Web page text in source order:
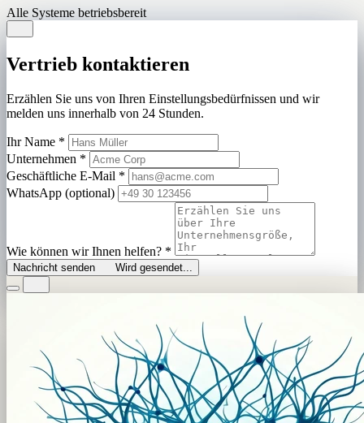
Alle Systeme betriebsbereit
Vertrieb kontaktieren
Erzählen Sie uns von Ihren Einstellungsbedürfnissen und wir
melden uns innerhalb von 24 Stunden.
Ihr Name *
Unternehmen *
Geschäftliche E-Mail *
WhatsApp (optional)
Wie können wir Ihnen helfen? *
Nachricht senden Wird gesendet...